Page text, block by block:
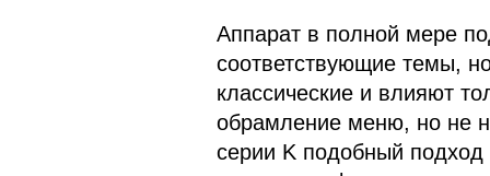
Аппарат в полной мере
соответствующие темы,
классические и влияют
обрамление меню, но не
серии K подобный